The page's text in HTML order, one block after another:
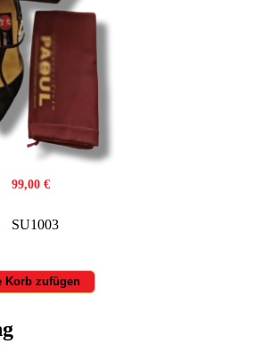
99,00 €
SU1003
Korb zufügen